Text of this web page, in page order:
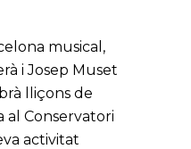
musical,
i Josep Muset
lliçons de
al Conservatori
activitat